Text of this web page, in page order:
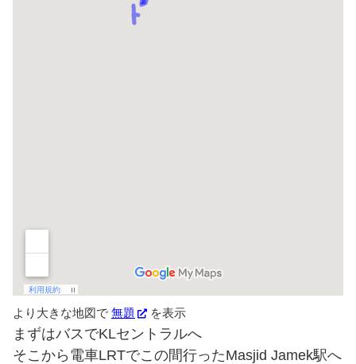
より大きな地図で 無題 を表示
まずはバスでKLセントラルへ
そこから電車LRTでこの間行ったMasjid Jamek駅へ